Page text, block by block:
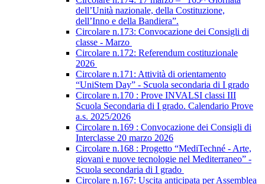
dell’Unità nazionale, della Costituzione,
dell’Inno e della Bandiera”.
Circolare n.173: Convocazione dei Consigli di
classe - Marzo
Circolare n.172: Referendum costituzionale
2026
Circolare n.171: Attività di orientamento
“UniStem Day” - Scuola secondaria di I grado
Circolare n.170 : Prove INVALSI classi III
Scuola Secondaria di I grado. Calendario Prove
a.s. 2025/2026
Circolare n.169 : Convocazione dei Consigli di
Interclasse 20 marzo 2026
Circolare n.168 : Progetto “MediTechné - Arte,
giovani e nuove tecnologie nel Mediterraneo” -
Scuola secondaria di I grado
Circolare n.167: Uscita anticipata per Assemblea